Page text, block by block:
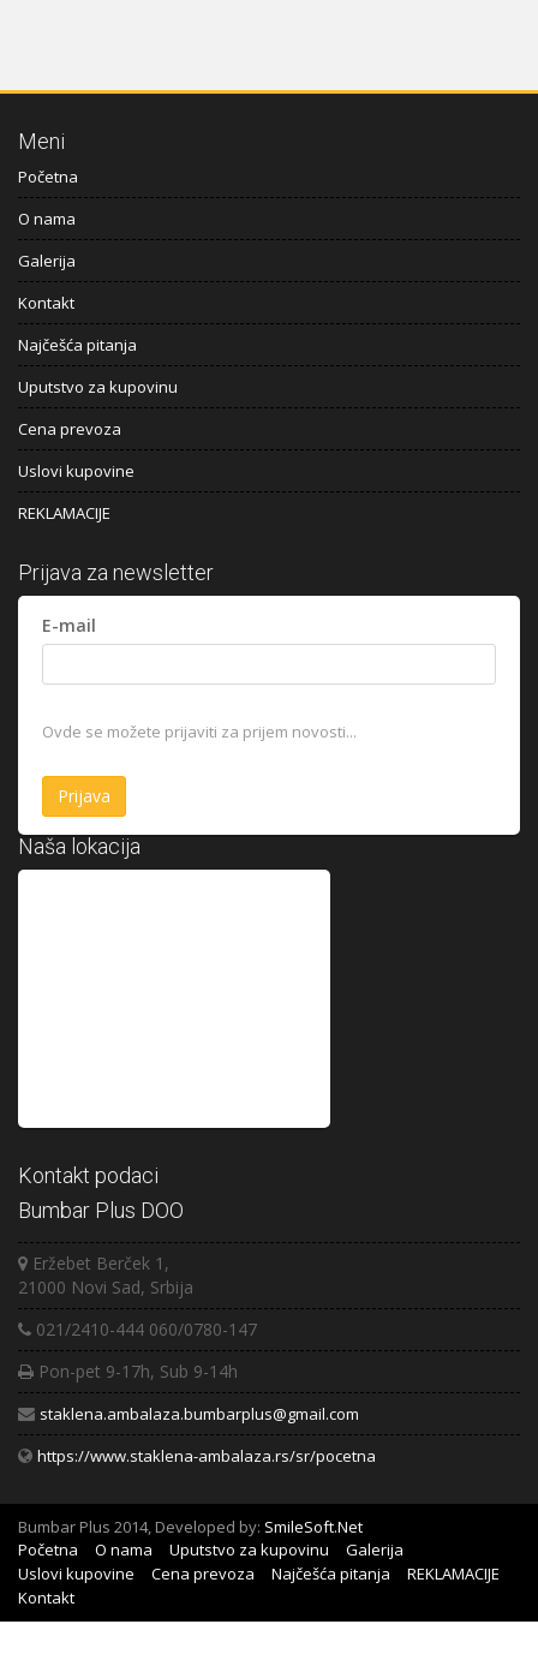
Meni
Početna
O nama
Galerija
Kontakt
Najčešća pitanja
Uputstvo za kupovinu
Cena prevoza
Uslovi kupovine
REKLAMACIJE
Prijava za newsletter
E-mail
Ovde se možete prijaviti za prijem novosti...
Naša lokacija
Kontakt podaci
Bumbar Plus DOO
Eržebet Berček 1,
21000 Novi Sad, Srbija
021/2410-444 060/0780-147
Pon-pet 9-17h, Sub 9-14h
staklena.ambalaza.bumbarplus@gmail.com
https://www.staklena-ambalaza.rs/sr/pocetna
Bumbar Plus 2014, Developed by: SmileSoft.Net
Početna
O nama Uputstvo za kupovinu
Galerija
Uslovi kupovine
Cena prevoza Najčešća pitanja
REKLAMACIJE
Kontakt